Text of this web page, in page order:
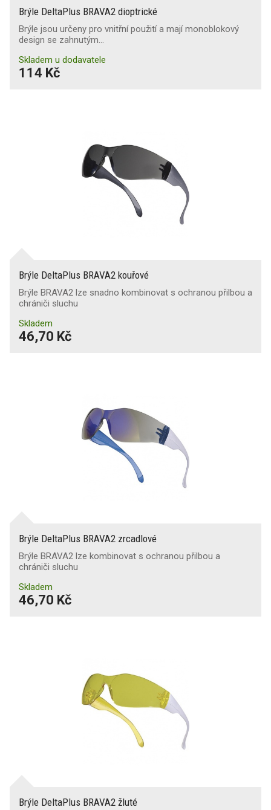
Brýle DeltaPlus BRAVA2 dioptrické
Brýle jsou určeny pro vnitřní použití a mají monoblokový
design se zahnutým…
Skladem u dodavatele
114 Kč
Brýle DeltaPlus BRAVA2 kouřové
Brýle BRAVA2 lze snadno kombinovat s ochranou přilbou a
chrániči sluchu
Skladem
46,70 Kč
Brýle DeltaPlus BRAVA2 zrcadlové
Brýle BRAVA2 lze kombinovat s ochranou přilbou a
chrániči sluchu
Skladem
46,70 Kč
Brýle DeltaPlus BRAVA2 žluté